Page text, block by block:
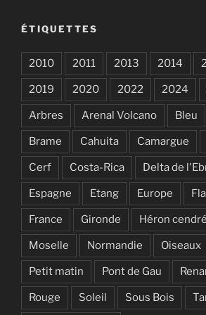
ÉTIQUETTES
2010 2011 2013 2014
2019 2020 2022 2024
Arbres Arenal Volcano Bleu
Brame Cahuita Camargue
Cerf Costa-Rica Delta de
Espagne Etang Europe
France Gironde Héron cendré
Moselle Normandie Oiseaux
Petit matin Pont de Gau
Rouge Soleil Sous Bois